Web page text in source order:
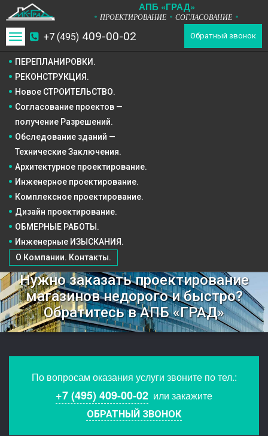
АПБ «ГРАД»
* ПРОЕКТИРОВАНИЕ * СОГЛАСОВАНИЕ *
+7 (495) 409-00-02 Обратный звонок
Toggle
navigation
ПЕРЕПЛАНИРОВКИ.
РЕКОНСТРУКЦИЯ.
Новое СТРОИТЕЛЬСТВО.
ОБМЕРНЫЕ РАБОТЫ.
Инженерные ИЗЫСКАНИЯ.
О Компании. Контакты.
Согласование проектов —
получение Разрешений.
Обследование зданий —
Технические Заключения.
Архитектурное проектирование.
Инженерное проектирование.
Комплексное проектирование.
Дизайн проектирование.
Нужно заказать проектирование
магазинов недорого и быстро?
Обратитесь в АПБ «ГРАД»
По вопросам оказания услуги звоните по тел.:
+7 (495) 409-00-02 или закажите
ОБРАТНЫЙ ЗВОНОК